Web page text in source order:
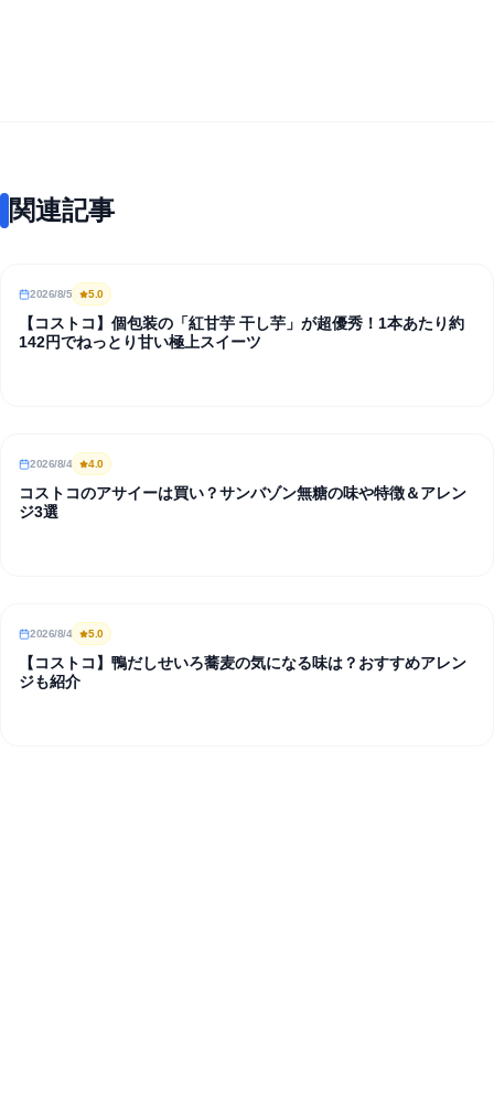
関連記事
REVIEW
2026/8/5 5.0
【コストコ】個包装の「紅甘芋 干し芋」が超優秀！1本あたり約
142円でねっとり甘い極上スイーツ
REVIEW
2026/8/4 4.0
コストコのアサイーは買い？サンバゾン無糖の味や特徴＆アレン
ジ3選
REVIEW
2026/8/4 5.0
【コストコ】鴨だしせいろ蕎麦の気になる味は？おすすめアレン
ジも紹介